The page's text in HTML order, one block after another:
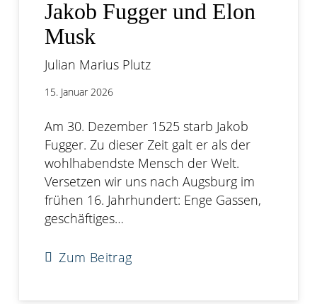
Jakob Fugger und Elon
Musk
Julian Marius Plutz
15. Januar 2026
Am 30. Dezember 1525 starb Jakob
Fugger. Zu dieser Zeit galt er als der
wohlhabendste Mensch der Welt.
Versetzen wir uns nach Augsburg im
frühen 16. Jahrhundert: Enge Gassen,
geschäftiges…
Zum Beitrag